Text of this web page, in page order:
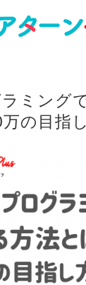
ミング
の目指